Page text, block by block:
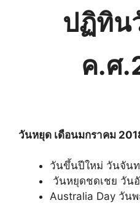
ปฏิทิน
ค.ศ
วันหยุด เดือนมกราคม
วันขึ้นปีใหม่ วันจัน
วันหยุดชดเชย วัน
Australia Day วัน